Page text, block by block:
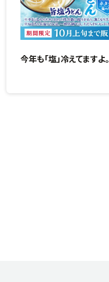
今年も「塩」冷えてますよ。